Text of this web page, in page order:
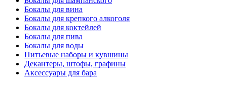
Бокалы для вина
Бокалы для крепкого алкоголя
Бокалы для коктейлей
Бокалы для пива
Бокалы для воды
Питьевые наборы и кувшины
Декантеры, штофы, графины
Аксессуары для бара